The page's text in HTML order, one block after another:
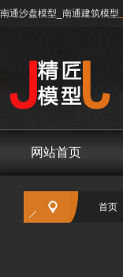
南通沙盘模型_南通建筑模型
网站首页
首页